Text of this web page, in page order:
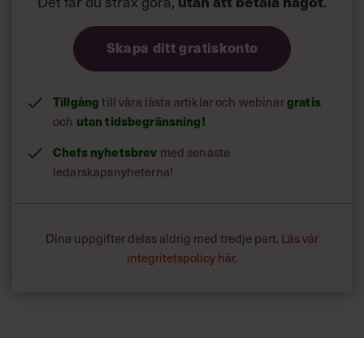
Läs också:
Här kör medarbetarna Tour
Skapa ditt gratiskonto
Tillgång till våra låsta artiklar och webinargratis
och utan tidsbegränsning!
Chefs nyhetsbrev med senaste
ledarskapsnyheterna!
Dina uppgifter delas aldrig med tredje part. Läs vår
integritetspolicy här.